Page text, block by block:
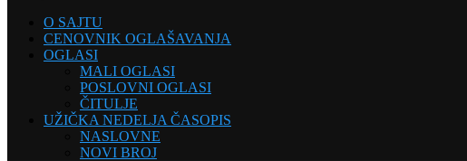
O SAJTU
CENOVNIK OGLAŠAVANJA
OGLASI
MALI OGLASI
POSLOVNI OGLASI
ČITULJE
UŽIČKA NEDELJA ČASOPIS
NASLOVNE
NOVI BROJ